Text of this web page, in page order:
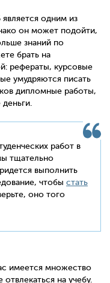
одним из
он может подойти,
знаний по
брать на
рефераты, курсовые
умудряются писать
дипломные работы,
работ в
тщательно
выполнить
чтобы стать
оно того
имеется множество
на учебу.